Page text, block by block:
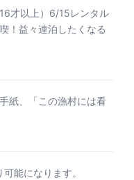
才以上）6/15レンタル
！益々連泊したくなる
紙、「この漁村には看
能になります。